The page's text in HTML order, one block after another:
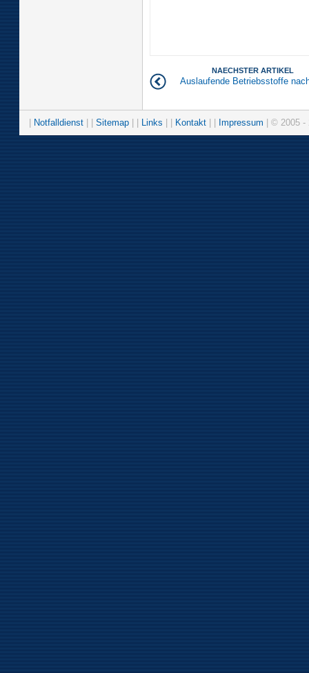
NAECHSTER ARTIKEL
Auslaufende Betriebsstoffe
Notfalldienst Sitemap Links Kontakt Impressum | © 2005 -